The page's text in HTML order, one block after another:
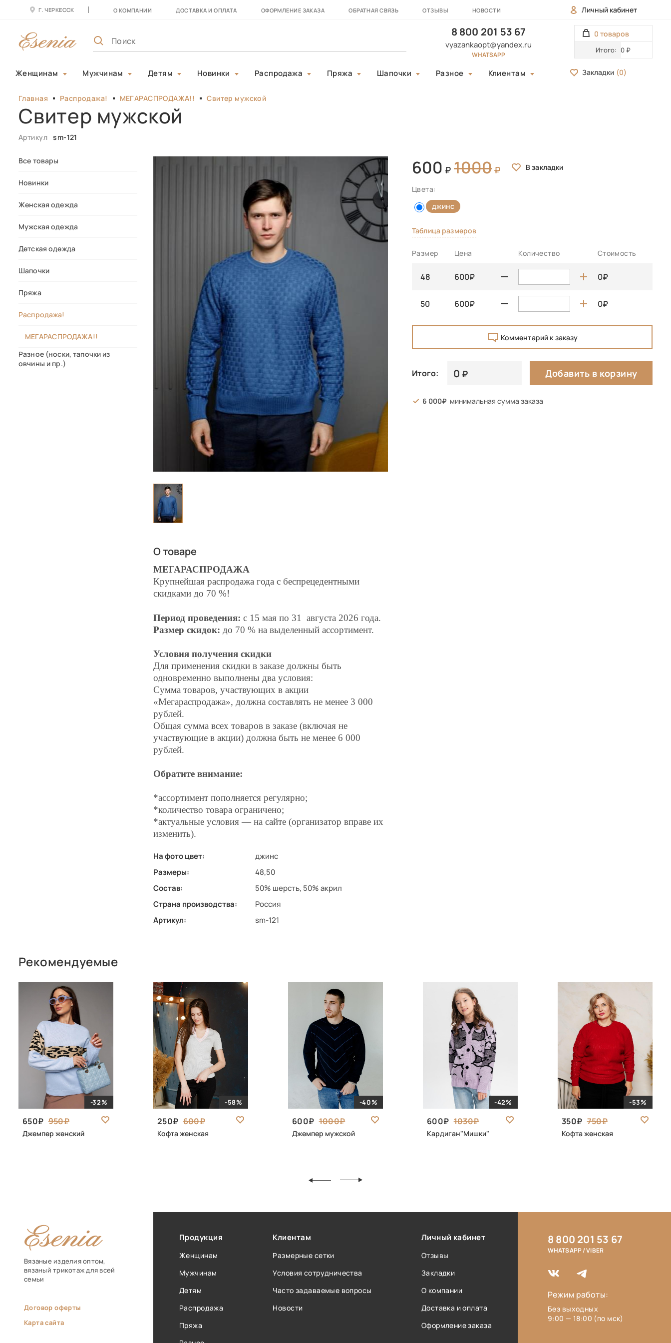
Г. ЧЕРКЕССК О КОМПАНИИ ДОСТАВКА И ОПЛАТА ОФОРМЛЕНИЕ ЗАКАЗА ОБРАТНАЯ СВЯЗЬ ОТЗЫВЫ НОВОСТИ Личный кабинет
8 800 201 53 67
vyazankaopt@yandex.ru
WHATSAPP
0 товаров
Итого: 0 ₽
Женщинам Мужчинам Детям Новинки Распродажа Пряжа Шапочки Разное Клиентам Закладки (0)
Главная Распродажа! МЕГАРАСПРОДАЖА!! Свитер мужской
Свитер мужской
Артикул sm-121
Все товары
Новинки
Женская одежда
Мужская одежда
Детская одежда
Шапочки
Пряжа
Распродажа!
МЕГАРАСПРОДАЖА!!
Разное (носки, тапочки из
овчины и пр.)
О товаре
МЕГАРАСПРОДАЖА
Крупнейшая распродажа года с беспрецедентными
скидками до 70 %!
Период проведения: с 15 мая по 31 августа 2026 года.
Размер скидок: до 70 % на выделенный ассортимент.
Условия получения скидки
Для применения скидки в заказе должны быть
одновременно выполнены два условия:
Сумма товаров, участвующих в акции
«Мегараспродажа», должна составлять не менее 3 000
рублей.
Общая сумма всех товаров в заказе (включая не
участвующие в акции) должна быть не менее 6 000
рублей.
Обратите внимание:
*ассортимент пополняется регулярно;
*количество товара ограничено;
*актуальные условия — на сайте (организатор вправе их
изменить).
На фото цвет:
джинс
Размеры:
48,50
Состав:
50% шерсть, 50% акрил
Страна производства:
Россия
Артикул:
sm-121
600 1000
Цвета:
джинс
Таблица размеров
Размер Цена Количество Стоимость
48 600 0
50 600 0
Комментарий к заказу
Итого: 0 Добавить в корзину
6 000 минимальная сумма заказа
Рекомендуемые
-32%
650 950
Джемпер женский
-58%
250 600
Кофта женская
-40%
600 1000
Джемпер мужской
-42%
600 1030
Кардиган"Мишки"
-53%
350 750
Кофта женская
Вязаные изделия оптом,
вязаный трикотаж для всей
семьи
Договор оферты
Карта сайта
Продукция
Женщинам
Мужчинам
Детям
Распродажа
Пряжа
Клиентам
Размерные сетки
Условия сотрудничества
Часто задаваемые вопросы
Новости
Личный кабинет
Отзывы
Закладки
О компании
Доставка и оплата
Оформление заказа
8 800 201 53 67
WHATSAPP / VIBER
Режим работы:
Без выходных
9:00 — 18:00 (по мск)